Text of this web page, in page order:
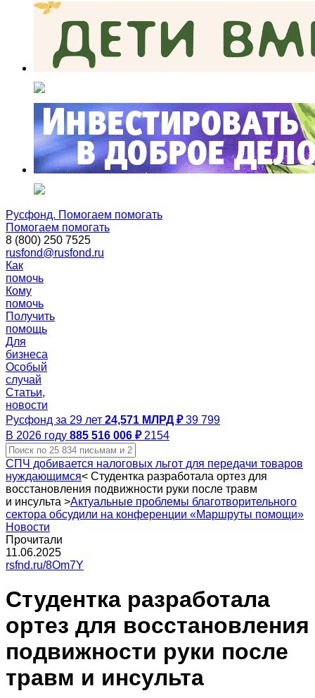
Русфонд. Помогаем помогать
Помогаем помогать
8 (800) 250 7525
rusfond@rusfond.ru
Как
помочь
Кому
помочь
Получить
помощь
Для
бизнеса
Особый
случай
Статьи,
новости
Русфонд за 29 лет 24,571 МЛРД ₽ 39 799
В 2026 году 885 516 006 ₽ 2154
СПЧ добивается налоговых льгот для передачи товаров
нуждающимся< Студентка разработала ортез для
восстановления подвижности руки после травм
и инсульта >Актуальные проблемы благотворительного
сектора обсудили на конференции «Маршруты помощи»
Новости
Прочитали
11.06.2025
rsfnd.ru/8Om7Y
Студентка разработала
ортез для восстановления
подвижности руки после
травм и инсульта